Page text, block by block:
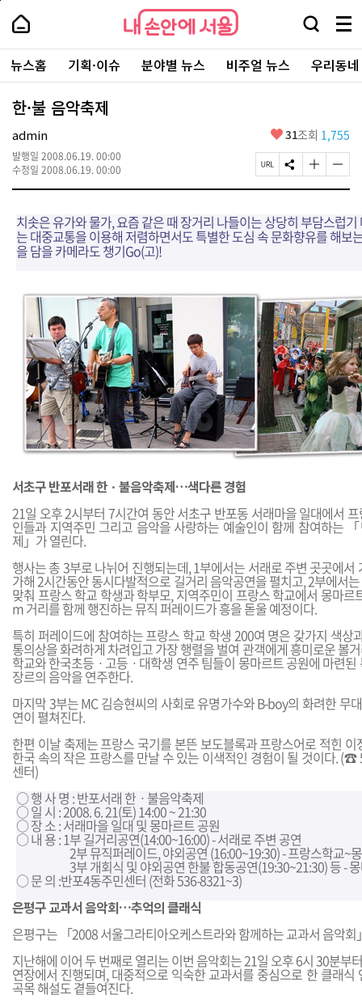
본
로
가
내
손
안
에
서
울
-
서
울
시
대
표
소
포
털
내
손
에
울
검
창
열
기
메
뉴
전
체
보
주
요
서
뉴스홈 기획·이슈 분야별 뉴스 비주얼 뉴스 우리동
한·불 음악축제
admin
발행일 2008.06.19. 00:00
수정일 2008.06.19. 00:00
좋
요
31조회 1,755
페
이
U
R
L
S
N
공
유
하
글
자
기
크
게
기
글
자
기
작
게
기
치솟은 유가와 물가, 요즘 같은 때 장거리 나들이는 상당히 부담스럽
는 대중교통을 이용해 저렴하면서도 특별한 도심 속 문화향유를 해보
을 담을 카메라도 챙기Go(고)!
서초구 반포서래 한ㆍ불음악축제…색다른 경험
21일 오후 2시부터 7시간여 동안 서초구 반포동 서래마을 일대에서
인들과 지역주민 그리고 음악을 사랑하는 예술인이 함께 참여하는
제」가 열린다.
행사는 총 3부로 나뉘어 진행되는데, 1부에서는 서래로 주변 곳곳에서
가해 2시간동안 동시다발적으로 길거리 음악공연을 펼치고, 2부에서
맞춰 프랑스 학교 학생과 학부모, 지역주민이 프랑스 학교에서 몽마르
m 거리를 함께 행진하는 뮤직 퍼레이드가 흥을 돋울 예정이다.
특히 퍼레이드에 참여하는 프랑스 학교 학생 200여 명은 갖가지 색상
통의상을 화려하게 차려입고 가장 행렬을 벌여 관객에게 흥미로운 볼
학교와 한국초등ㆍ고등ㆍ대학생 연주 팀들이 몽마르트 공원에 마련
장르의 음악을 연주한다.
마지막 3부는 MC 김승현씨의 사회로 유명가수와 B-boy의 화려한 무
연이 펼쳐진다.
한편 이날 축제는 프랑스 국기를 본뜬 보도블록과 프랑스어로 적힌
한국 속의 작은 프랑스를 만날 수 있는 이색적인 경험이 될 것이다.
센터)
○ 행 사 명 : 반포서래 한ㆍ불음악축제
○ 일 시 : 2008. 6. 21(토) 14:00 ~ 21:30
○ 장 소 : 서래마을 일대 및 몽마르트 공원
○ 내 용 : 1부 길거리공연(14:00~16:00) - 서래로 주변 공연
2부 뮤직퍼레이드, 야외공연 (16:00~19:30) - 프랑스학교~
3부 개회식 및 야외공연 한불 합동공연(19:30~21:30) 등 -
○ 문 의 :반포4동주민센터 (전화 536-8321~3)
은평구 교과서 음악회…추억의 클래식
은평구는 「2008 서울그라티아오케스트라와 함께하는 교과서 음악회
지난해에 이어 두 번째로 열리는 이번 음악회는 21일 오후 6시 30분부
연장에서 진행되며, 대중적으로 익숙한 교과서를 중심으로 한 클래식
곡목 해설도 곁들여진다.
페
상
단
로